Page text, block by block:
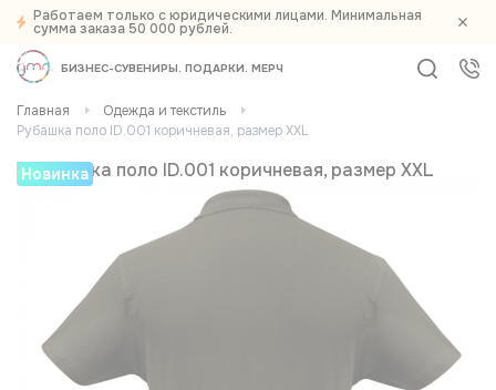
Работаем только с юридическими лицами. Минимальная
сумма заказа 50 000 рублей.
БИЗНЕС-СУВЕНИРЫ ПОДАРКИ МЕРЧ
Главная
Одежда и текстиль
Рубашка поло ID.001 коричневая, размер XXL
Новинка